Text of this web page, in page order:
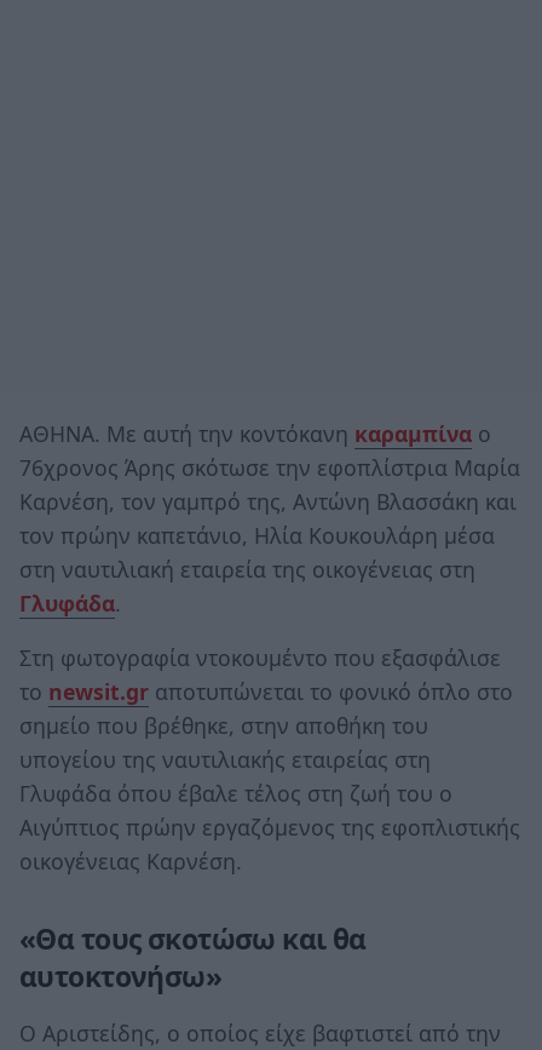
ΑΘΗΝΑ. Με αυτή την κοντόκανη καραμπίνα ο
76χρονος Άρης σκότωσε την εφοπλίστρια Μαρία
Καρνέση, τον γαμπρό της, Αντώνη Βλασσάκη και
τον πρώην καπετάνιο, Ηλία Κουκουλάρη μέσα
στη ναυτιλιακή εταιρεία της οικογένειας στη
Γλυφάδα.
Στη φωτογραφία ντοκουμέντο που εξασφάλισε
το newsit.gr αποτυπώνεται το φονικό όπλο στο
σημείο που βρέθηκε, στην αποθήκη του
υπογείου της ναυτιλιακής εταιρείας στη
Γλυφάδα όπου έβαλε τέλος στη ζωή του ο
Αιγύπτιος πρώην εργαζόμενος της εφοπλιστικής
οικογένειας Καρνέση.
«Θα τους σκοτώσω και θα
αυτοκτονήσω»
Ο Αριστείδης, ο οποίος είχε βαφτιστεί από την